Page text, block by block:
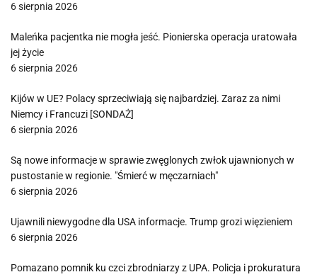
6 sierpnia 2026
Maleńka pacjentka nie mogła jeść. Pionierska operacja uratowała
jej życie
6 sierpnia 2026
Kijów w UE? Polacy sprzeciwiają się najbardziej. Zaraz za nimi
Niemcy i Francuzi [SONDAŻ]
6 sierpnia 2026
Są nowe informacje w sprawie zwęglonych zwłok ujawnionych w
pustostanie w regionie. "Śmierć w męczarniach"
6 sierpnia 2026
Ujawnili niewygodne dla USA informacje. Trump grozi więzieniem
6 sierpnia 2026
Pomazano pomnik ku czci zbrodniarzy z UPA. Policja i prokuratura